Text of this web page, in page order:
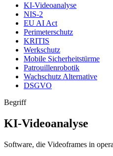
KI-Videoanalyse
NIS-2
EU AI Act
Perimeterschutz
KRITIS
Werkschutz
Mobile Sicherheitstürme
Patrouillenrobotik
Wachschutz Alternative
DSGVO
Begriff
KI-Videoanalyse
Software, die Videoframes in